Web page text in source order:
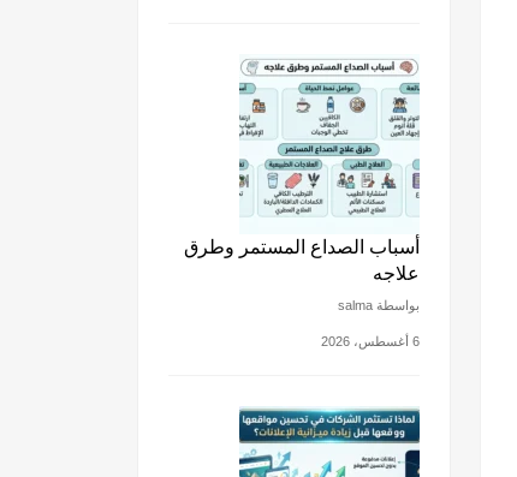
أسباب الصداع المستمر وطرق
علاجه
بواسطة salma
6 أغسطس، 2026